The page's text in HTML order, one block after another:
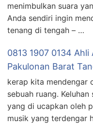
menimbulkan suara
Anda sendiri ingin
tenang di tengah – …
0813 1907 0134
Pakulonan Barat
kerap kita mendengar
sebuah ruang.
yang di ucapkan oleh
musik yang terdengar